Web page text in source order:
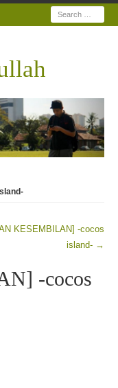
Search
KESEMBILAN] -cocos
island- →
-cocos